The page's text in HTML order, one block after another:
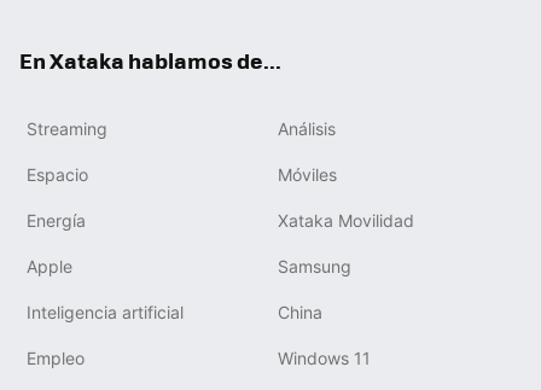
En Xataka hablamos de...
Streaming Análisis
Espacio Móviles
Energía Xataka Movilidad
Apple Samsung
Inteligencia artificial China
Empleo Windows 11